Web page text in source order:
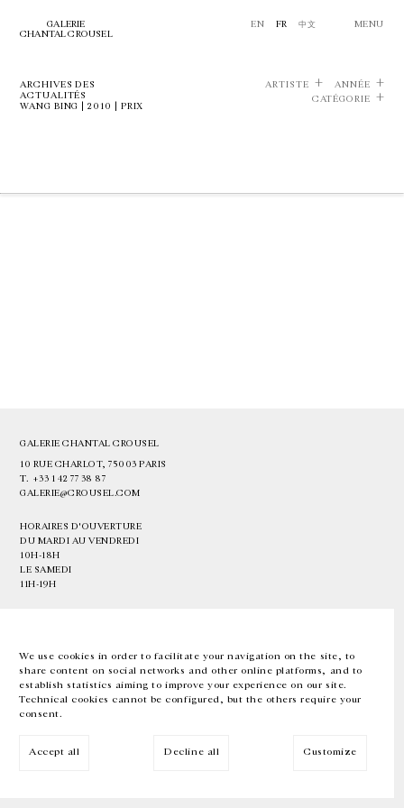
We use cookies in order to facilitate your navigation on the site, to
share content on social networks and other online platforms, and to
establish statistics aiming to improve your experience on our site.
Technical cookies cannot be configured, but the others require your
consent.
Accept all Decline all Customize
GALERIE
CHANTAL CROUSEL
EN FR 中文 MENU
ARCHIVES DES
ACTUALITÉS
WANG BING | 2010 | PRIX
ARTISTE
ANNÉE
CATÉGORIE
GALERIE CHANTAL CROUSEL
10 RUE CHARLOT, 75003 PARIS
T. +33 1 42 77 38 87
GALERIE@CROUSEL.COM
HORAIRES D'OUVERTURE
DU MARDI AU VENDREDI
10H-18H
LE SAMEDI
11H-19H
EN FR 中文 Facebook Instagram
Inscrivez-vous à notre newsletter